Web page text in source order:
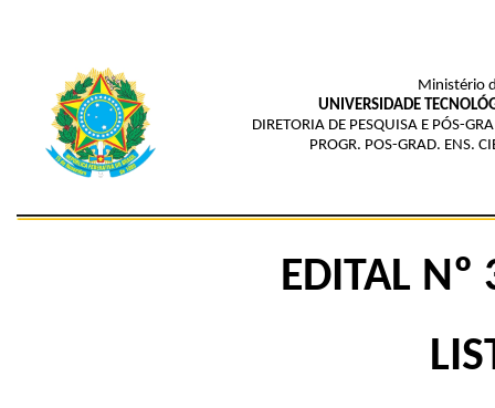
Ministério
UNIVERSIDADE
DIRETORIA DE PESQUISA E PÓS-
PROGR. POS-GRAD. ENS.
EDITAL